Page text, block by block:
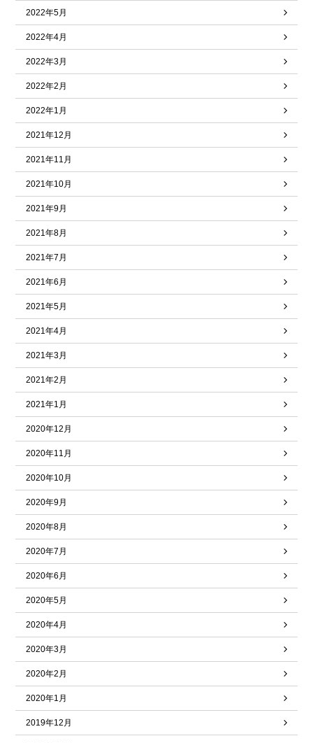
2022年5月
2022年4月
2022年3月
2022年2月
2022年1月
2021年12月
2021年11月
2021年10月
2021年9月
2021年8月
2021年7月
2021年6月
2021年5月
2021年4月
2021年3月
2021年2月
2021年1月
2020年12月
2020年11月
2020年10月
2020年9月
2020年8月
2020年7月
2020年6月
2020年5月
2020年4月
2020年3月
2020年2月
2020年1月
2019年12月